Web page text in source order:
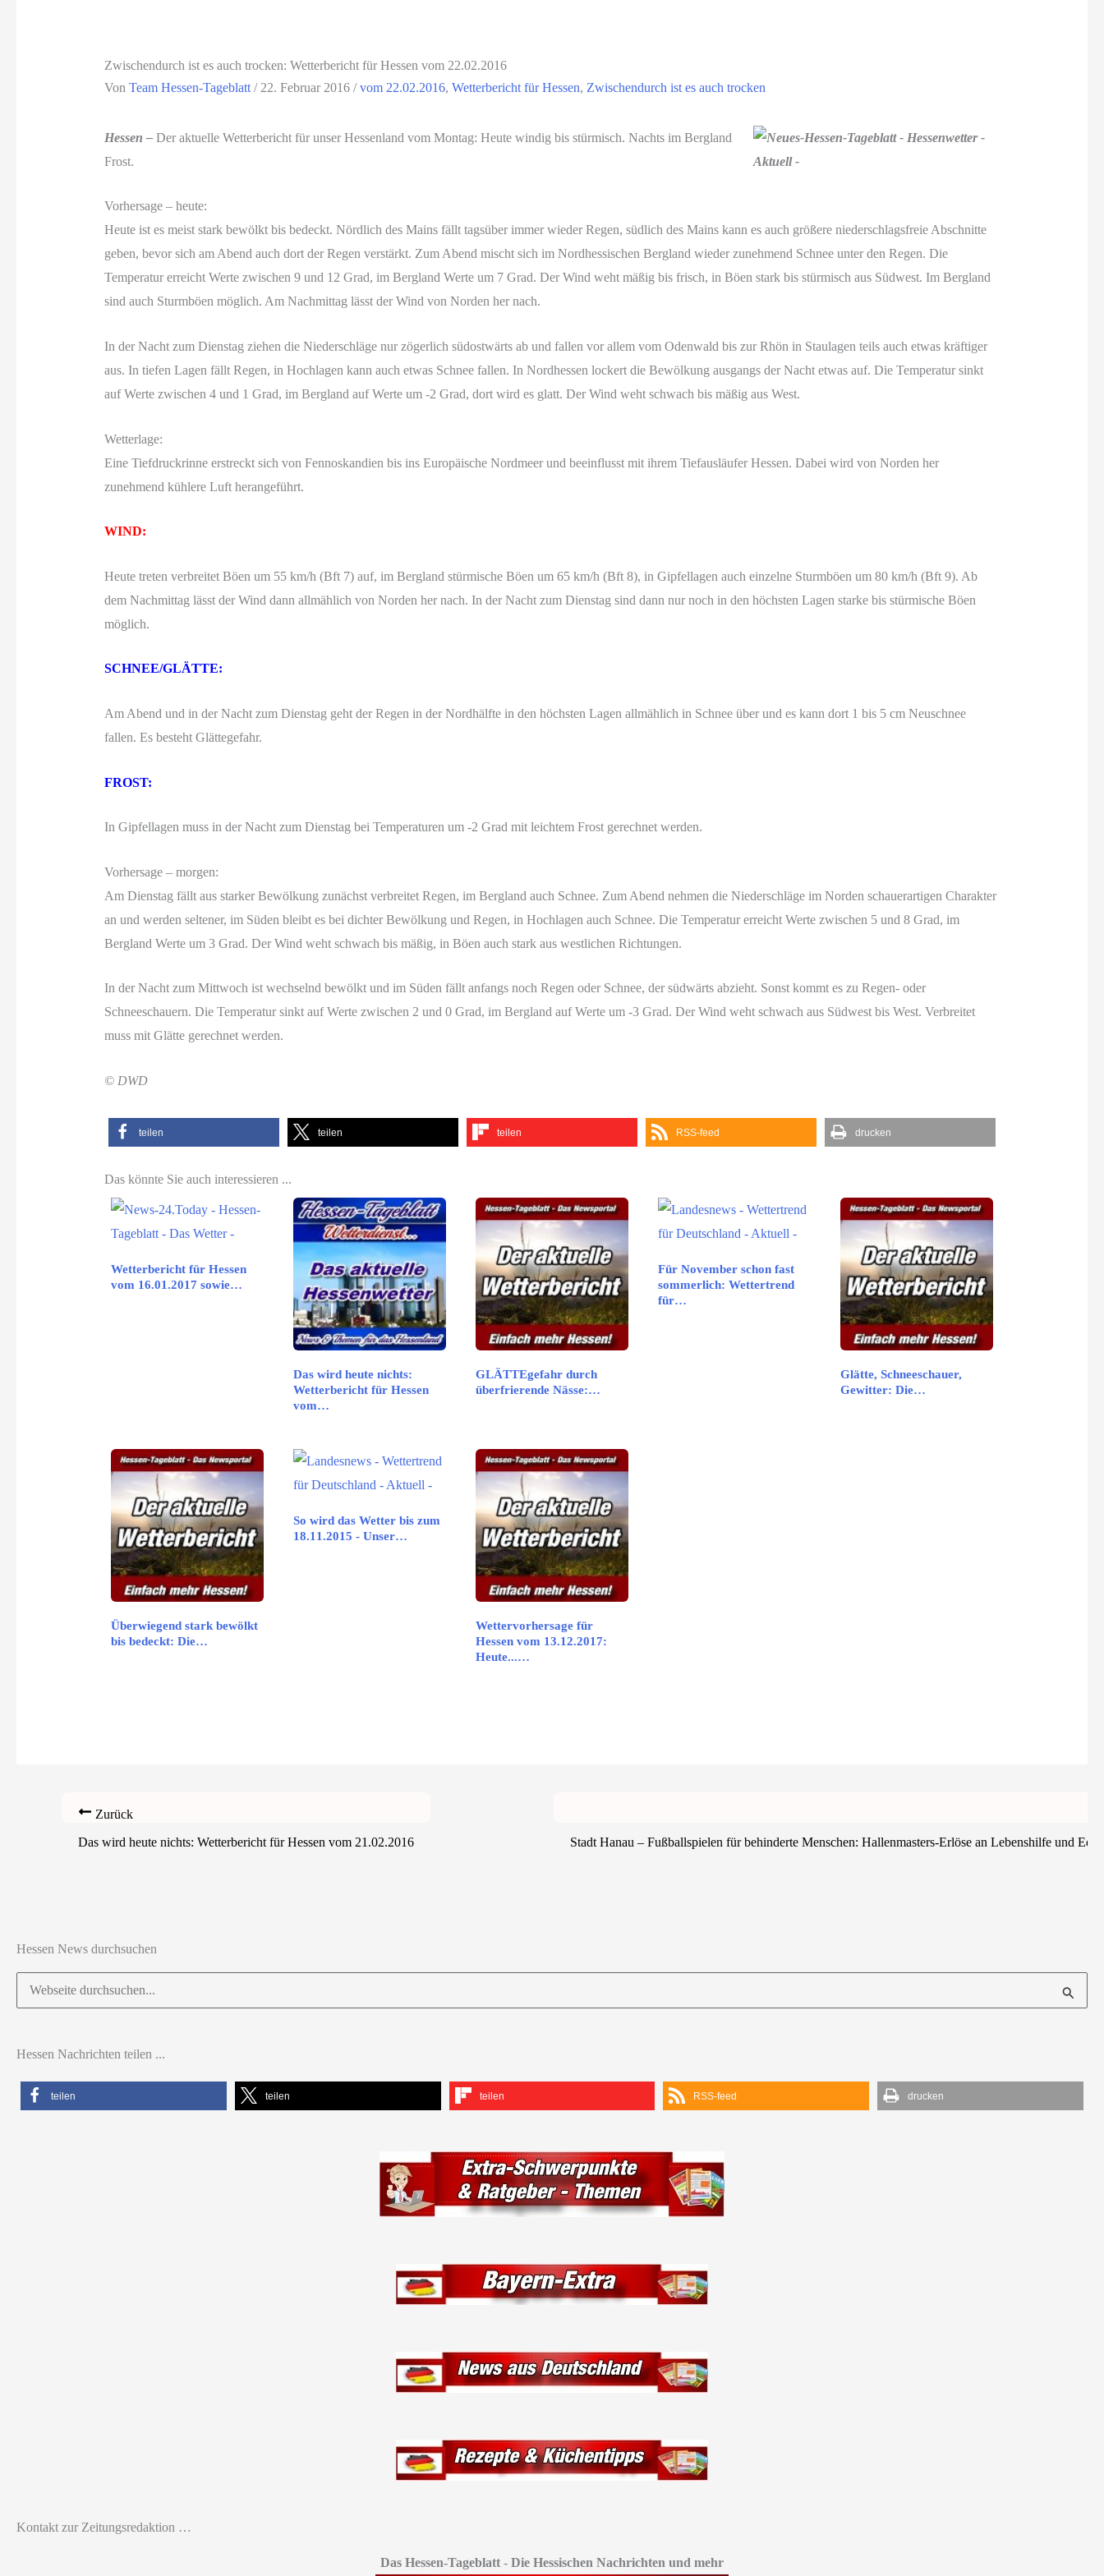
Zwischendurch ist es auch trocken: Wetterbericht für Hessen vom 22.02.2016
Von Team Hessen-Tageblatt / 22. Februar 2016 /vom 22.02.2016, Wetterbericht für Hessen, Zwischendurch ist es auch trocken
Hessen –Der aktuelle Wetterbericht für unser Hessenland vom Montag: Heute windig bis stürmisch. Nachts im Bergland
Frost.
Vorhersage – heute:
Heute ist es meist stark bewölkt bis bedeckt. Nördlich des Mains fällt tagsüber immer wieder Regen, südlich des Mains kann es auch größere niederschlagsfreie Abschnitte
geben, bevor sich am Abend auch dort der Regen verstärkt. Zum Abend mischt sich im Nordhessischen Bergland wieder zunehmend Schnee unter den Regen. Die
Temperatur erreicht Werte zwischen 9 und 12 Grad, im Bergland Werte um 7 Grad. Der Wind weht mäßig bis frisch, in Böen stark bis stürmisch aus Südwest. Im Bergland
sind auch Sturmböen möglich. Am Nachmittag lässt der Wind von Norden her nach.
In der Nacht zum Dienstag ziehen die Niederschläge nur zögerlich südostwärts ab und fallen vor allem vom Odenwald bis zur Rhön in Staulagen teils auch etwas kräftiger
aus. In tiefen Lagen fällt Regen, in Hochlagen kann auch etwas Schnee fallen. In Nordhessen lockert die Bewölkung ausgangs der Nacht etwas auf. Die Temperatur sinkt
auf Werte zwischen 4 und 1 Grad, im Bergland auf Werte um -2 Grad, dort wird es glatt. Der Wind weht schwach bis mäßig aus West.
Wetterlage:
Eine Tiefdruckrinne erstreckt sich von Fennoskandien bis ins Europäische Nordmeer und beeinflusst mit ihrem Tiefausläufer Hessen. Dabei wird von Norden her
zunehmend kühlere Luft herangeführt.
WIND:
Heute treten verbreitet Böen um 55 km/h (Bft 7) auf, im Bergland stürmische Böen um 65 km/h (Bft 8), in Gipfellagen auch einzelne Sturmböen um 80 km/h (Bft 9). Ab
dem Nachmittag lässt der Wind dann allmählich von Norden her nach. In der Nacht zum Dienstag sind dann nur noch in den höchsten Lagen starke bis stürmische Böen
möglich.
SCHNEE/GLÄTTE:
Am Abend und in der Nacht zum Dienstag geht der Regen in der Nordhälfte in den höchsten Lagen allmählich in Schnee über und es kann dort 1 bis 5 cm Neuschnee
fallen. Es besteht Glättegefahr.
FROST:
In Gipfellagen muss in der Nacht zum Dienstag bei Temperaturen um -2 Grad mit leichtem Frost gerechnet werden.
Vorhersage – morgen:
Am Dienstag fällt aus starker Bewölkung zunächst verbreitet Regen, im Bergland auch Schnee. Zum Abend nehmen die Niederschläge im Norden schauerartigen Charakter
an und werden seltener, im Süden bleibt es bei dichter Bewölkung und Regen, in Hochlagen auch Schnee. Die Temperatur erreicht Werte zwischen 5 und 8 Grad, im
Bergland Werte um 3 Grad. Der Wind weht schwach bis mäßig, in Böen auch stark aus westlichen Richtungen.
In der Nacht zum Mittwoch ist wechselnd bewölkt und im Süden fällt anfangs noch Regen oder Schnee, der südwärts abzieht. Sonst kommt es zu Regen- oder
Schneeschauern. Die Temperatur sinkt auf Werte zwischen 2 und 0 Grad, im Bergland auf Werte um -3 Grad. Der Wind weht schwach aus Südwest bis West. Verbreitet
muss mit Glätte gerechnet werden.
© DWD
teilen teilen teilen RSS-feed drucken
Das könnte Sie auch interessieren ...
Wetterbericht für Hessen
vom 16.01.2017 sowie…
Das wird heute nichts:
Wetterbericht für Hessen
vom…
GLÄTTEgefahr durch
überfrierende Nässe:…
Für November schon fast
sommerlich: Wettertrend
für…
Glätte, Schneeschauer,
Gewitter: Die…
Überwiegend stark bewölkt
bis bedeckt: Die…
So wird das Wetter bis zum
18.11.2015 - Unser…
Wettervorhersage für
Hessen vom 13.12.2017:
Heute...…
Zurück
Das wird heute nichts: Wetterbericht für Hessen vom 21.02.2016
Stadt Hanau – Fußballspielen für behinderte Menschen: Hallenmasters-Erlöse an Lebenshilfe und
Hessen News durchsuchen
Suchen
nach:
Hessen Nachrichten teilen ...
teilen teilen teilen RSS-feed drucken
Kontakt zur Zeitungsredaktion …
Das Hessen-Tageblatt - Die Hessischen Nachrichten und mehr